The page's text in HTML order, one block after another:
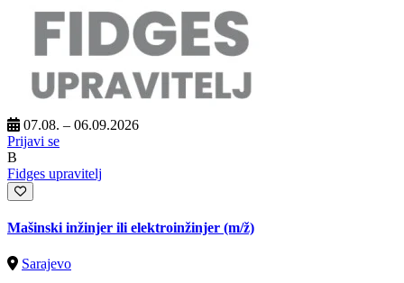
07.08. – 06.09.2026
Prijavi se
B
Fidges upravitelj
Mašinski inžinjer ili elektroinžinjer (m/ž)
Sarajevo